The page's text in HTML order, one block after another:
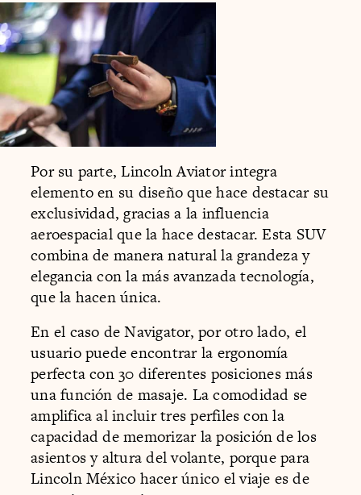
Por su parte, Lincoln Aviator integra
elemento en su diseño que hace destacar su
exclusividad, gracias a la influencia
aeroespacial que la hace destacar. Esta SUV
combina de manera natural la grandeza y
elegancia con la más avanzada tecnología,
que la hacen única.
En el caso de Navigator, por otro lado, el
usuario puede encontrar la ergonomía
perfecta con 30 diferentes posiciones más
una función de masaje. La comodidad se
amplifica al incluir tres perfiles con la
capacidad de memorizar la posición de los
asientos y altura del volante, porque para
Lincoln México hacer único el viaje es de